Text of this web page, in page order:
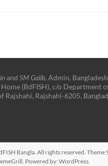
andSM Galib, Admin,
(BdFISH), c/o Department
Rajshahi, Rajshahi-6205,
Bangla. All rights reserved. Theme
Powered by:WordPress.